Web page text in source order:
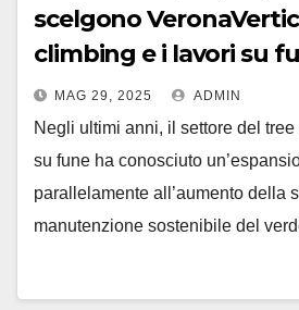
scelgono
climbing e i lavori su
MAG 29, 2025 ADMIN
Negli ultimi anni, il settore del
su fune ha conosciuto
parallelamente all’aumento della
manutenzione sostenibile del